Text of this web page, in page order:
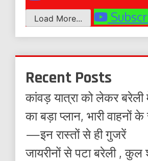
Load More...
Recent Posts
कांवड़ यात्रा को लेकर
का बड़ा प्लान, भारी वाहनों
—इन रास्तों से ही गुजरें
जायरीनों से पटा बरेली , कुल